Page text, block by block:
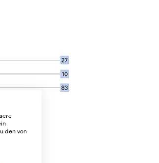
den von